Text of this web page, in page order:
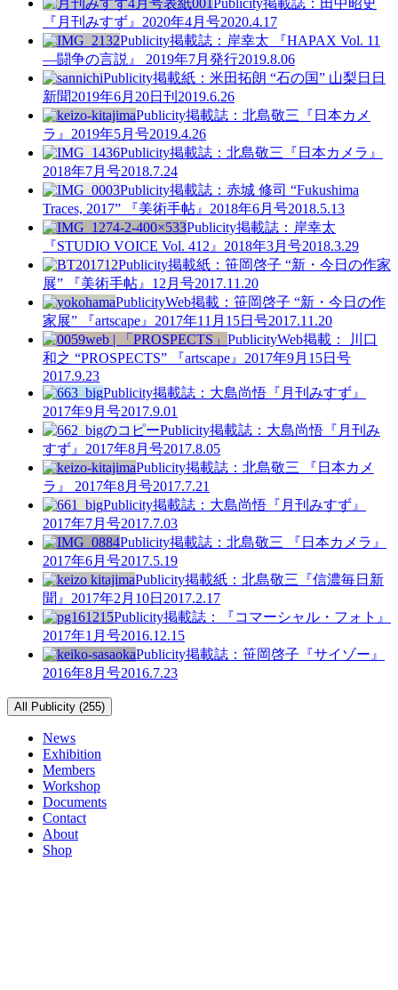
『月刊みすず』2020年4月号2020.4.17
Publicity掲載誌：岸幸太 『HAPAX Vol. 11
—闘争の言説』 2019年7月発行2019.8.06
Publicity掲載紙：米田拓朗 “石の国” 山梨日日
新聞2019年6月20日刊 2019.6.26
Publicity掲載誌：北島敬三『日本カメ
ラ』2019年5月号2019.4.26
Publicity掲載誌：北島敬三『日本カメラ』
2018年7月号2018.7.24
Publicity掲載誌：赤城 修司 “Fukushima
Traces, 2017” 『美術手帖』2018年6月号2018.5.13
Publicity掲載誌：岸幸太
『STUDIO VOICE Vol. 412』2018年3月号2018.3.29
Publicity掲載紙：笹岡啓子 “新・今日の作家
展” 『美術手帖』12月号2017.11.20
PublicityWeb掲載：笹岡啓子 “新・今日の作
家展” 『artscape』2017年11月15日号2017.11.20
PublicityWeb掲載： 川口
和之 “PROSPECTS” 『artscape』2017年9月15日号
2017.9.23
Publicity掲載誌：大島尚悟『月刊みすず』
2017年9月号2017.9.01
Publicity掲載誌：大島尚悟『月刊み
すず』2017年8月号2017.8.05
Publicity掲載誌：北島敬三 『日本カメ
ラ』 2017年8月号2017.7.21
Publicity掲載誌：大島尚悟『月刊みすず』
2017年7月号2017.7.03
Publicity掲載誌：北島敬三 『日本カメラ』
2017年6月号2017.5.19
Publicity掲載紙：北島敬三『信濃毎日新
聞』2017年2月10日 2017.2.17
Publicity掲載誌：『コマーシャル・フォト』
2017年1月号2016.12.15
Publicity掲載誌：笹岡啓子『サイゾー』
2016年8月号2016.7.23
All Publicity (255)
News
Exhibition
Members
Workshop
Documents
Contact
About
Shop